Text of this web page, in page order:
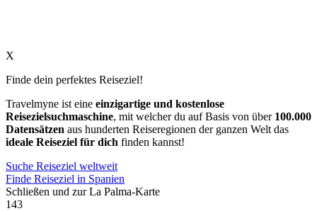
X
Finde dein perfektes Reiseziel!
Travelmyne ist eine einzigartige und kostenlose
Reisezielsuchmaschine, mit welcher du auf Basis von über 100.000
Datensätzen aus hunderten Reiseregionen der ganzen Welt das
ideale Reiseziel für dich finden kannst!
Suche Reiseziel weltweit
Finde Reiseziel in Spanien
Schließen und zur La Palma-Karte
143